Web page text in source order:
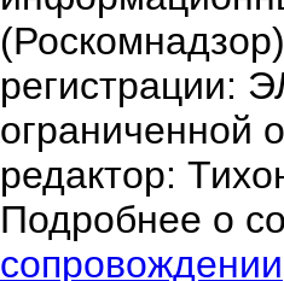
регистрации:
ограниченной
редактор:
Подробнее о
сопровождении